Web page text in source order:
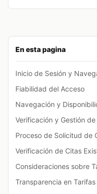
En esta pagina
Inicio de Sesión y
Fiabilidad del Acceso
Navegación y
Verificación y Gestión
Proceso de Solicitud de
Verificación de Citas
Consideraciones sobre
Transparencia en Tarifas